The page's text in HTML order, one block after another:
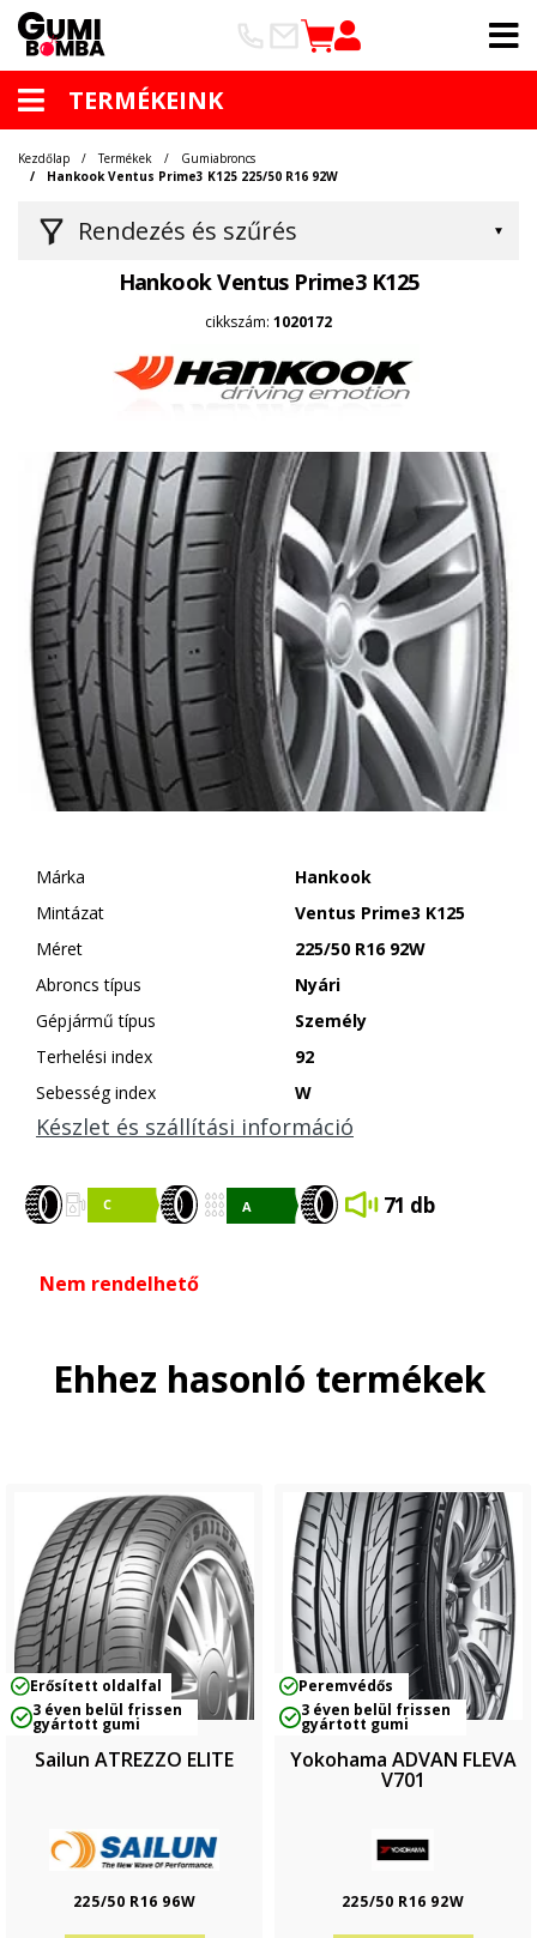
TERMÉKEINK
Rendezés és szűrés
Kezdőlap Termékek
Gumiabroncs
Hankook Ventus Prime3 K125 225/50 R16 92W
Hankook Ventus Prime3 K125
cikkszám: 1020172
Márka
Hankook
Mintázat
Ventus Prime3 K125
Méret
225/50 R16 92W
Abroncs típus
Nyári
Gépjármű típus
Személy
Terhelési index
92
Sebesség index
W
Készlet és szállítási információ
71 db
Nem rendelhető
Ehhez hasonló termékek
Erősített oldalfal
3 éven belül frissen
gyártott gumi
Sailun ATREZZO ELITE
225/50 R16 96W
Peremvédős
3 éven belül frissen
gyártott gumi
Yokohama ADVAN FLEVA
V701
225/50 R16 92W